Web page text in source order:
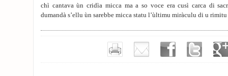
chì cantava ùn cridìa micca ma a so voce era cusì carca di
dumandà s’ellu ùn sarebbe micca statu l’ùltimu miràculu di u